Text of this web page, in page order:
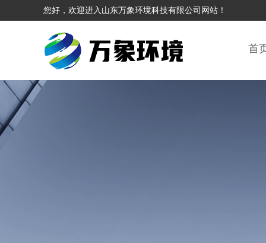
您好，欢迎进入山东万象环境科技有限公司网站！
首